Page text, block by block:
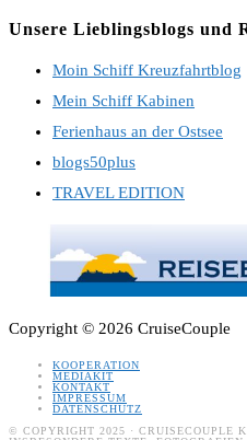
tab
new
tab
Unsere Lieblingsblogs und
Moin Schiff Kreuzfahrtblog
Mein Schiff Kabinen
Ferienhaus an der Ostsee
blogs50plus
TRAVEL EDITION
Copyright © 2026 CruiseCouple
KOOPERATION
MEDIAKIT
KONTAKT
IMPRESSUM
DATENSCHUTZ
© COPYRIGHT 2025 · CRUISECOUPLE